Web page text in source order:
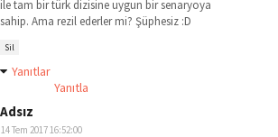
ile tam bir türk dizisine uygun bir senaryoya
sahip. Ama rezil ederler mi? Şüphesiz :D
Sil
Yanıtlar
Yanıtla
Adsız
14 Tem 2017 16:52:00